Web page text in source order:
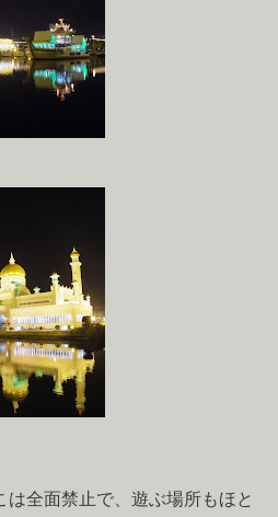
は全面禁止で、遊ぶ場所もほと